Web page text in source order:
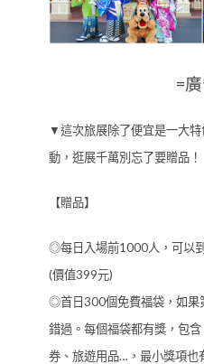
=
▼這次旅展除了便宜是一大
動，逛展千萬別忘了要贈品！
【贈品】
◎每日入場前1000人，可以
(價值399元)
◎首日300個免費福袋，如果
錯過。每個福袋都有獎，包
券、旅遊用品…，最小獎項也